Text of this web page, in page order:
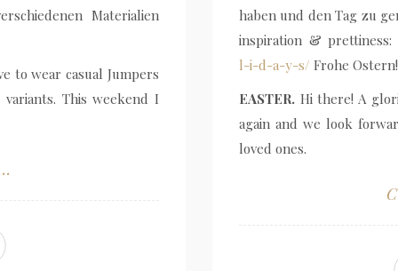
Materialien
to wear casual Jumpers
This weekend I
haben und den Tag zu
inspiration & prettiness:
l-i-d-a-y-s/ Frohe Ostern!
EASTER. Hi there! A
again and we look
loved ones.